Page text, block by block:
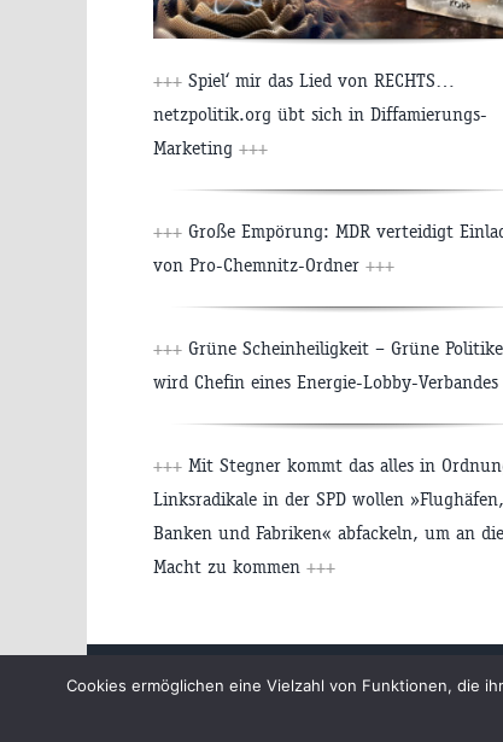
+++ Spiel‘ mir das Lied von RECHTS…
netzpolitik.org übt sich in Diffamierungs-
Marketing +++
+++ Große Empörung: MDR verteidigt
von Pro-Chemnitz-Ordner +++
+++ Grüne Scheinheiligkeit – Grüne
wird Chefin eines Energie-Lobby-Verbandes
+++ Mit Stegner kommt das alles in
Linksradikale in der SPD wollen »Flughäfen,
Banken und Fabriken« abfackeln, um an die
Macht zu kommen +++
Cookies ermöglichen eine Vielzahl von Funktionen, die